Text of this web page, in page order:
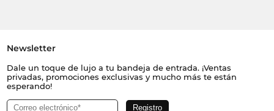
Newsletter
Dale un toque de lujo a tu bandeja de entrada. ¡Ventas
privadas, promociones exclusivas y mucho más te están
esperando!